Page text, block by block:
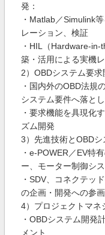
発：
・Matlab／Simulink
レーション、検証
・HIL（Hardware-
築・活用による実機
2）OBDシステム要求
・国内外のOBD法規
システム要件へ落と
・要求機能を具現化
ズム開発
3）先進技術とOBDシ
・e-POWER／EV特
ー、モーター制御シス
・SDV、コネクテッ
の企画・開発への参画
4）プロジェクトマネ
・OBDシステム開発
メント